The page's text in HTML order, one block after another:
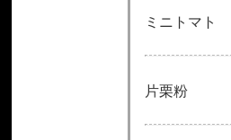
ミニトマト
片栗粉